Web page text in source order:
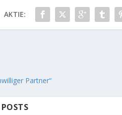
AKTIE:
Partner“